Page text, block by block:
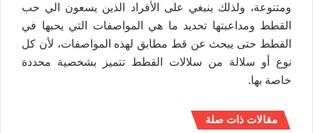
ومتنوعة، ولذلك ينبغي على الأفراد الذين يسعون الي حب
القطط ومداعبتها تحديد ما هي المواصفات التي يحبها في
القطط حتى يبحث عن قط مطابق لهذه المواصفات، لأن كل
نوع أو سلالة من سلالات القطط تتميز بشخصية محددة
خاصة بها.
مقالات ذات صلة